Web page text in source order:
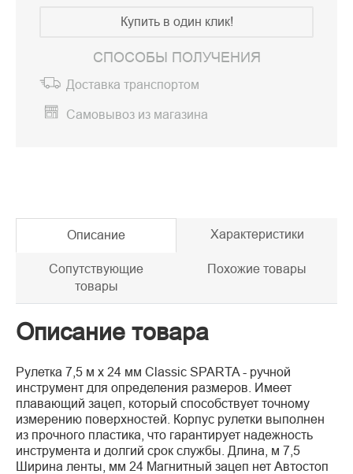
Купить в один клик!
СПОСОБЫ ПОЛУЧЕНИЯ
Доставка транспортом
Самовывоз из магазина
Описание Характеристики
Сопутствующие
товары
Похожие товары
Описание товара
Рулетка 7,5 м х 24 мм Classic SPARTA - ручной
инструмент для определения размеров. Имеет
плавающий зацеп, который способствует точному
измерению поверхностей. Корпус рулетки выполнен
из прочного пластика, что гарантирует надежность
инструмента и долгий срок службы. Длина, м 7,5
Ширина ленты, мм 24 Магнитный зацеп нет Автостоп